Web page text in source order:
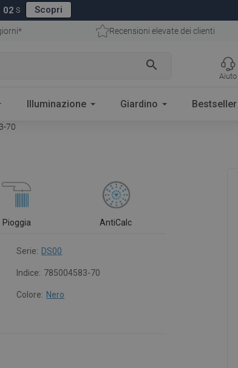
01 S Scopri
Recensioni elevate dei clienti
search
Aiuto
Illuminazione Giardino Bestseller
70
Pioggia AntiCalc
Serie: DS00
Indice: 785004583-70
Colore: Nero